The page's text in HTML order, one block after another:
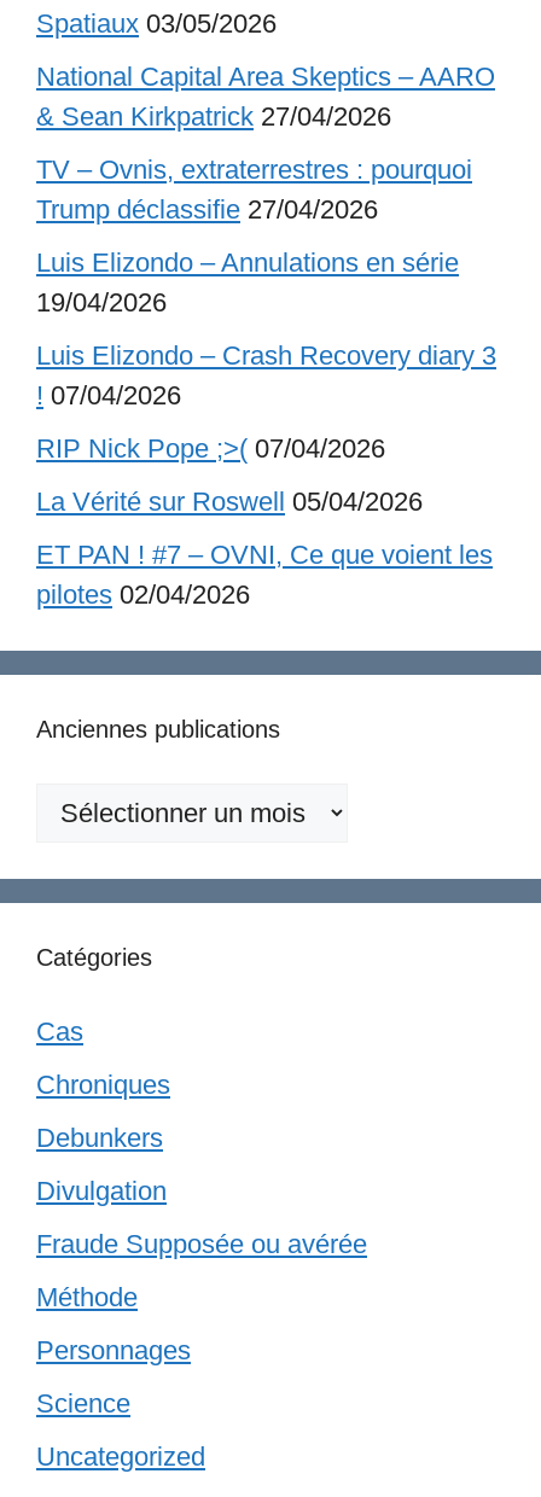
Spatiaux 03/05/2026
National Capital Area Skeptics – AARO
& Sean Kirkpatrick 27/04/2026
TV – Ovnis, extraterrestres : pourquoi
Trump déclassifie 27/04/2026
Luis Elizondo – Annulations en série
19/04/2026
Luis Elizondo – Crash Recovery diary 3
! 07/04/2026
RIP Nick Pope ;>( 07/04/2026
La Vérité sur Roswell 05/04/2026
ET PAN ! #7 – OVNI, Ce que voient les
pilotes 02/04/2026
Anciennes publications
Anciennes
Catégories
Cas
Chroniques
Debunkers
Divulgation
Fraude Supposée ou avérée
Méthode
Personnages
Science
Uncategorized